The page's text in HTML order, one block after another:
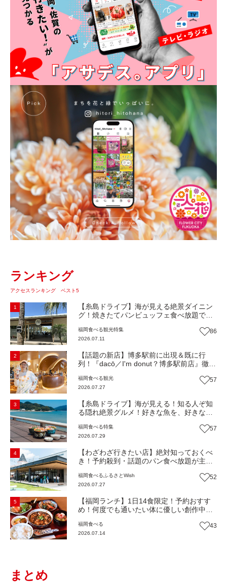
ランキング
アクセスランキング ベスト5
1
【糸島ドライブ】海が見える絶景ダイニン
グ！焼きたてパンビュッフェ食べ放題で大
Beach Cafe』（福岡・糸島市）【まち歩
き】
福岡食べる観光特集
2026.07.11
86
2
【話題の新店】博多駅前に出現＆既に行
列！『dacō／I'm donut？博多駅前店』徹底
しみ方＆イチオシメニューも紹介！（福岡
市博多区）【まち歩き】
福岡食べる観光
2026.07.27
57
3
【糸島ドライブ】海が見える！知る人ぞ知
る隠れ絶景グルメ！好きな魚を、好きなだ
堂』（福岡市西区）【まち歩き】
福岡食べる特集
2026.07.29
57
4
【わざわざ行きたい店】絶対知っておくべ
き！予約殺到・話題のパン食べ放題が主
『bound garden』（福岡・新宮町）【まち
歩き】
福岡食べる ふるさとWish
2026.07.27
52
5
【福岡ランチ】1日14食限定！予約おすす
め！何度でも通いたい体に優しい創作中華
【まち歩き】
福岡食べる
2026.07.14
43
まとめ